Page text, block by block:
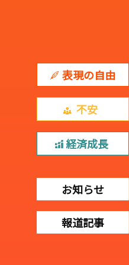
表現の自由
不安
経済成長
お知らせ
報道記事